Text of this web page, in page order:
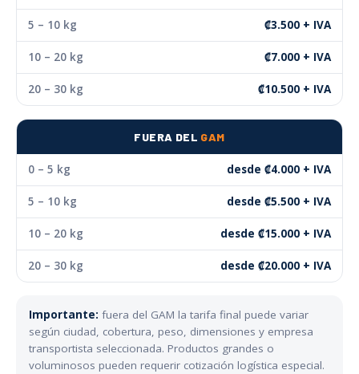
5 – 10 kg ₡3.500 + IVA
10 – 20 kg ₡7.000 + IVA
20 – 30 kg ₡10.500 + IVA
FUERA DEL GAM
0 – 5 kg desde ₡4.000 + IVA
5 – 10 kg desde ₡5.500 + IVA
10 – 20 kg desde ₡15.000 + IVA
20 – 30 kg desde ₡20.000 + IVA
Importante: fuera del GAM la tarifa final puede variar
según ciudad, cobertura, peso, dimensiones y empresa
transportista seleccionada. Productos grandes o
voluminosos pueden requerir cotización logística especial.